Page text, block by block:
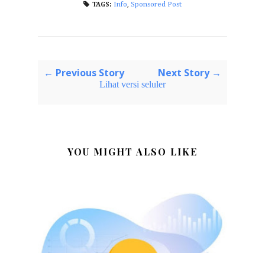
TAGS: Info, Sponsored Post
← Previous Story Next Story →
Lihat versi seluler
YOU MIGHT ALSO LIKE